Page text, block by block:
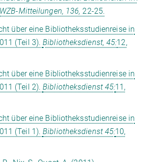
WZB-Mitteilungen, 136, 22-25.
über eine Bibliotheksstudienreise in
(Teil 3).Bibliotheksdienst, 45:12,
über eine Bibliotheksstudienreise in
(Teil 2).Bibliotheksdienst 45:11,
über eine Bibliotheksstudienreise in
(Teil 1).Bibliotheksdienst 45:10,